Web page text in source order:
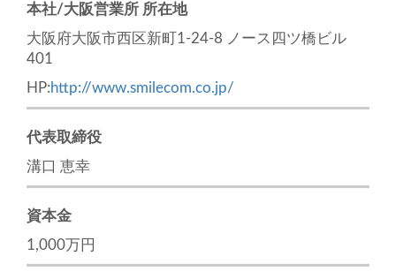
本社/大阪営業所 所在地
大阪府大阪市西区新町1-24-8 ノース四ツ橋ビル
401
HP:http://www.smilecom.co.jp/
代表取締役
溝口 恵幸
資本金
1,000万円